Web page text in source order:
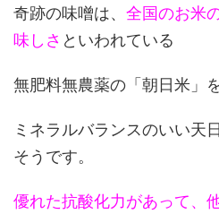
奇跡の味噌は、 全国のお米
味しさ といわれている
無肥料無農薬の「朝日米」
ミネラルバランスのいい天
そうです。
優れた抗酸化力があって、